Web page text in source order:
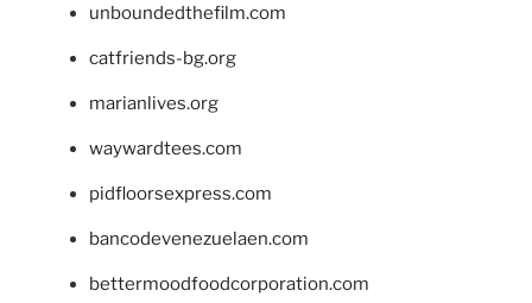
unboundedthefilm.com
catfriends-bg.org
marianlives.org
waywardtees.com
pidfloorsexpress.com
bancodevenezuelaen.com
bettermoodfoodcorporation.com